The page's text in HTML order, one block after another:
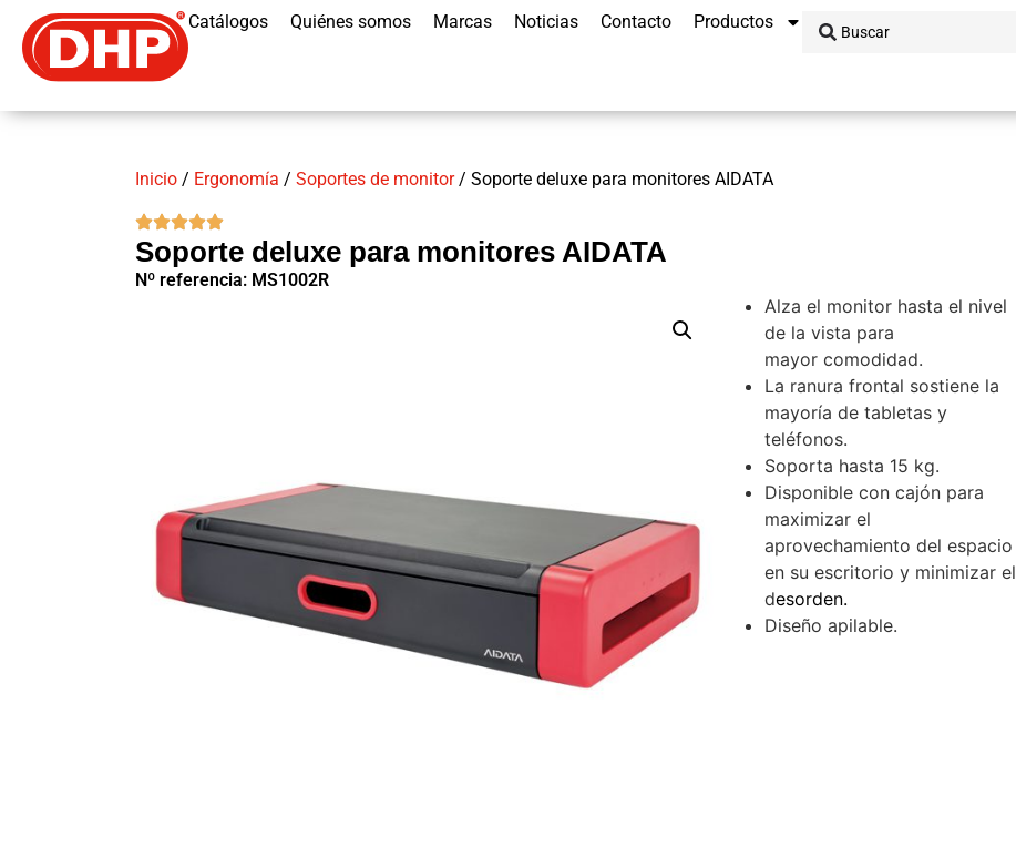
Catálogos Quiénes somos Marcas Noticias Contacto Productos
Inicio / Ergonomía / Soportes de monitor/ Soporte deluxe para monitores AIDATA
Soporte deluxe para monitores AIDATA
Nº referencia: MS1002R
Alza el monitor hasta el nivel
de la vista para
mayor comodidad.
La ranura frontal sostiene la
mayoría de tabletas y
teléfonos.
Soporta hasta 15 kg.
Disponible con cajón para
maximizar el
aprovechamiento del espacio
en su escritorio y minimizar el
desorden.
Diseño apilable.